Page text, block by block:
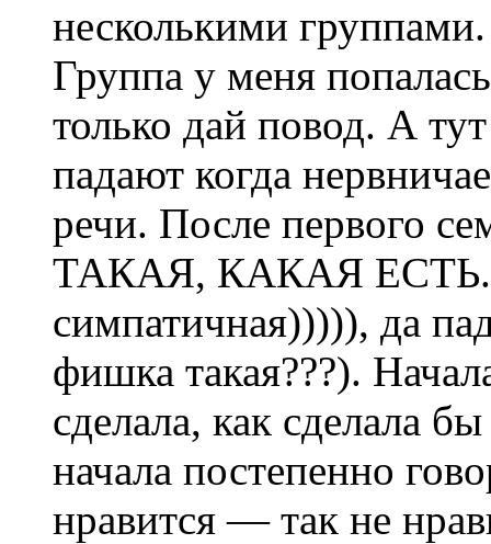
несколькими
Группа у меня
только дай повод. А
падают когда
речи. После первого
ТАКАЯ, КАКАЯ ЕСТЬ.
симпатичная))))), да
фишка такая???).
сделала, как сделала
начала постепенно
нравится — так не